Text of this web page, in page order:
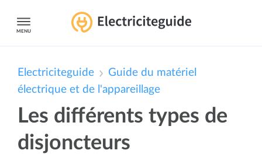
MENU
Electriciteguide
Guide du matériel
électrique et de l'appareillage
Les différents types de
disjoncteurs